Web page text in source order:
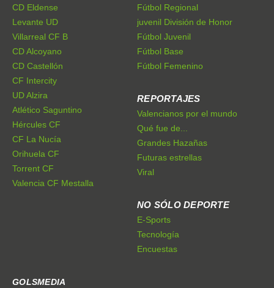
CD Eldense
Levante UD
Villarreal CF B
CD Alcoyano
CD Castellón
CF Intercity
UD Alzira
Atlético Saguntino
Hércules CF
CF La Nucía
Orihuela CF
Torrent CF
Valencia CF Mestalla
Fútbol Regional
juvenil División de Honor
Fútbol Juvenil
Fútbol Base
Fútbol Femenino
REPORTAJES
Valencianos por el mundo
Qué fue de...
Grandes Hazañas
Futuras estrellas
Viral
NO SÓLO DEPORTE
E-Sports
Tecnología
Encuestas
GOLSMEDIA